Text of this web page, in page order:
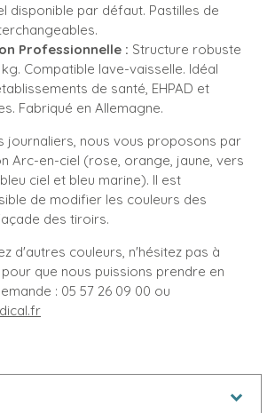
disponible par défaut. Pastilles de
Professionnelle : Structure robuste
kg. Compatible lave-vaisselle. Idéal
de santé, EHPAD et
Fabriqué en Allemagne.
journaliers, nous vous proposons par
Arc-en-ciel (rose, orange, jaune, vers
ciel et bleu marine). Il est
de modifier les couleurs des
des tiroirs.
d'autres couleurs, n'hésitez pas à
que nous puissions prendre en
: 05 57 26 09 00 ou